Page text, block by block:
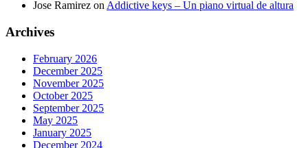
Jose Ramirez on Addictive keys – Un piano virtual de altura
Archives
February 2026
December 2025
November 2025
October 2025
September 2025
May 2025
January 2025
December 2024